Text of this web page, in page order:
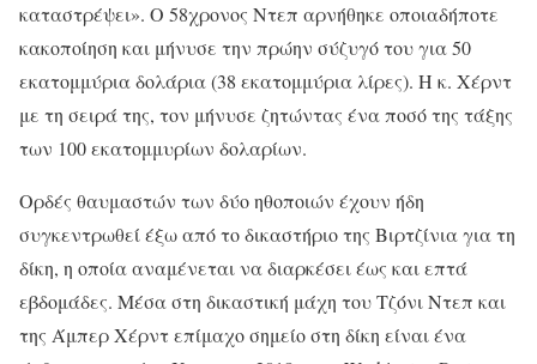
καταστρέψει». Ο 58χρονος Ντεπ αρνήθηκε οποιαδήποτε
κακοποίηση και μήνυσε την πρώην σύζυγό του για 50
εκατομμύρια δολάρια (38 εκατομμύρια λίρες). Η κ. Χέρντ
με τη σειρά της, τον μήνυσε ζητώντας ένα ποσό της τάξης
των 100 εκατομμυρίων δολαρίων.
Ορδές θαυμαστών των δύο ηθοποιών έχουν ήδη
συγκεντρωθεί έξω από το δικαστήριο της Βιρτζίνια για τη
δίκη, η οποία αναμένεται να διαρκέσει έως και επτά
εβδομάδες. Μέσα στη δικαστική μάχη του Τζόνι Ντεπ και
της Άμπερ Χέρντ επίμαχο σημείο στη δίκη είναι ένα